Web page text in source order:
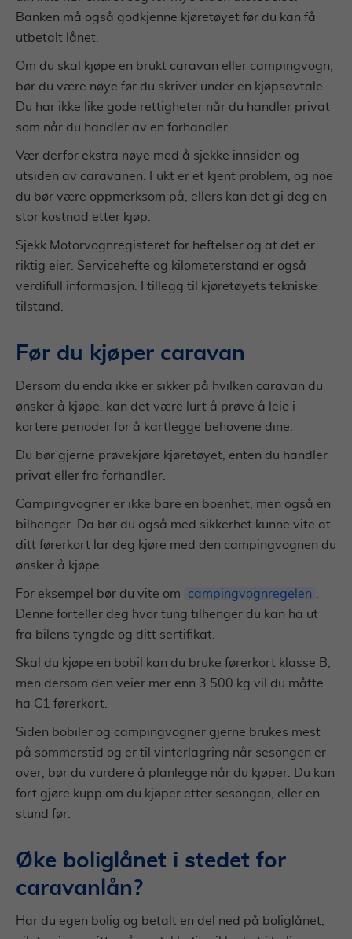
Banken må også godkjenne kjøretøyet før du kan få
utbetalt lånet.
Om du skal kjøpe en brukt caravan eller campingvogn,
bør du være nøye før du skriver under en kjøpsavtale.
Du har ikke like gode rettigheter når du handler privat
som når du handler av en forhandler.
Vær derfor ekstra nøye med å sjekke innsiden og
utsiden av caravanen. Fukt er et kjent problem, og noe
du bør være oppmerksom på, ellers kan det gi deg en
stor kostnad etter kjøp.
Sjekk Motorvognregisteret for heftelser og at det er
riktig eier. Servicehefte og kilometerstand er også
verdifull informasjon. I tillegg til kjøretøyets tekniske
tilstand.
Før du kjøper caravan
Dersom du enda ikke er sikker på hvilken caravan du
ønsker å kjøpe, kan det være lurt å prøve å leie i
kortere perioder for å kartlegge behovene dine.
Du bør gjerne prøvekjøre kjøretøyet, enten du handler
privat eller fra forhandler.
Campingvogner er ikke bare en boenhet, men også en
bilhenger. Da bør du også med sikkerhet kunne vite at
ditt førerkort lar deg kjøre med den campingvognen du
ønsker å kjøpe.
For eksempel bør du vite om campingvognregelen .
Denne forteller deg hvor tung tilhenger du kan ha ut
fra bilens tyngde og ditt sertifikat.
Skal du kjøpe en bobil kan du bruke førerkort klasse B,
men dersom den veier mer enn 3 500 kg vil du måtte
ha C1 førerkort.
Siden bobiler og campingvogner gjerne brukes mest
på sommerstid og er til vinterlagring når sesongen er
over, bør du vurdere å planlegge når du kjøper. Du kan
fort gjøre kupp om du kjøper etter sesongen, eller en
stund før.
Øke boliglånet i stedet for
caravanlån?
Har du egen bolig og betalt en del ned på boliglånet,